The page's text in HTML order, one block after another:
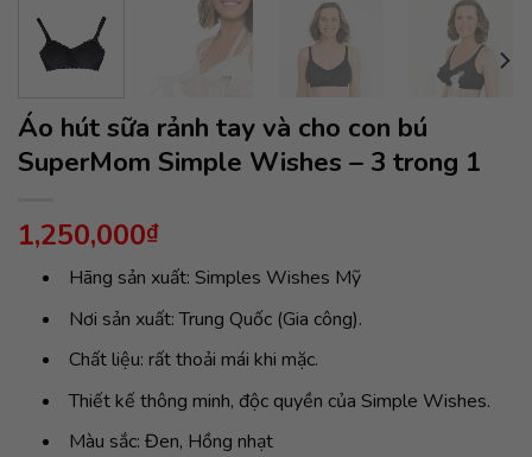
Áo hút sữa rảnh tay và cho con bú
SuperMom Simple Wishes – 3 trong 1
1,250,000₫
Hãng sản xuất: Simples Wishes Mỹ
Nơi sản xuất: Trung Quốc (Gia công).
Chất liệu: rất thoải mái khi mặc.
Thiết kế thông minh, độc quyền của Simple Wishes.
Màu sắc: Đen, Hồng nhạt